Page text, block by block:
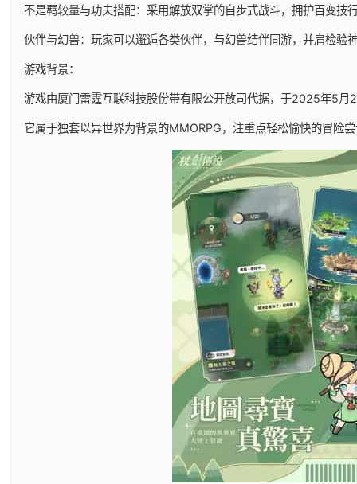
不是羁较量与功夫搭配：采用解放双掌的自步式战斗，拥护百变技
伙伴与幻兽：玩家可以邂逅各类伙伴，与幻兽结伴同游，并肩检验
游戏背景：
游戏由厦门雷霆互联科技股份带有限公开放司代据，于2025年5
它属于独套以异世界为背景的MMORPG，注重点轻松愉快的冒险